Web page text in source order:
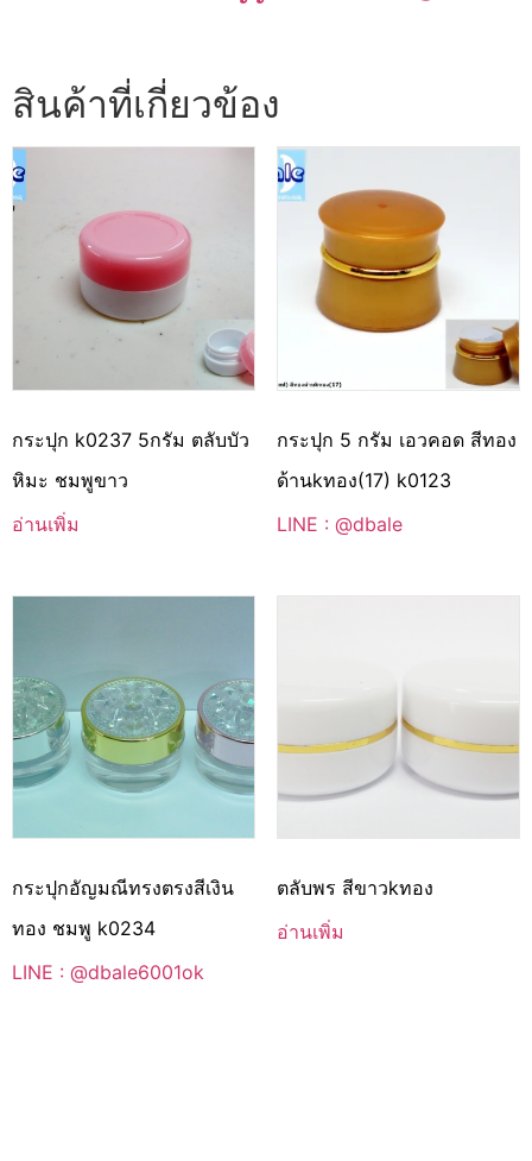
สินค้าที่เกี่ยวข้อง
กระปุก k0237 5กรัม ตลับบัว
หิมะ ชมพูขาว
อ่านเพิ่ม
กระปุก 5 กรัม เอวคอด สีทอง
ด้านkทอง(17) k0123
LINE : @dbale
กระปุกอัญมณีทรงตรงสีเงิน
ทอง ชมพู k0234
LINE : @dbale6001ok
ตลับพร สีขาวkทอง
อ่านเพิ่ม